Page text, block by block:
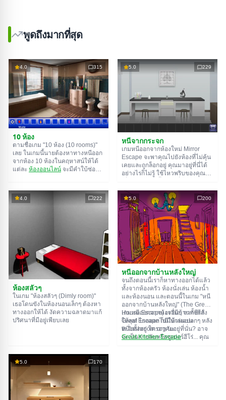
พูดถึงมากที่สุด
4.0 315
10 ห้อง
ตามชื่อเกม "10 ห้อง (10 rooms)"
เลย ในเกมนี้นายต้องหาทางหนีออก
จากห้อง 10 ห้องในคฤหาสน์ให้ได้
แต่ละ ห้องออนไลน์ จะมีคำใบ้ซ่อน
อีกห้องนึง เป็นแบบนี้ไปเรื่อยๆ จนถึง
ห้องที่สิบ ลองเคลียร์ให้ครบทุกห้องสิ!
5.0 229
หนีจากกระจก
เกมหนีออกจากห้องใหม่ Mirror
Escape จะพาคุณไปยังห้องที่ไม่คุ้น
เคยและถูกล็อกอยู่ คุณมาอยู่ที่นี่ได้
อย่างไรก็ไม่รู้ ใช้ไหวพริบของคุณ
ไว้ให้และหาทางสู่อิสรภาพ สำรวจ
ห้องอย่างละเอียด บางทีคุณอาจจะ
เจอเบาะแสบางอย่างก็ได้ ขอให้โชค
4.0 222
ห้องสลัวๆ
ในเกม "ห้องสลัวๆ (Dimly room)"
เธอโดนขังในห้องนอนเล็กๆ ต้องหา
ทางออกให้ได้ งัดความฉลาดมาแก้
ปริศนาที่มีอยู่เพียบเลย
5.0 200
หนีออกจากบ้านหลังใหญ่
จนถึงตอนนี้เราก็หาทางออกได้แล้ว
ทั้งจากห้องครัว ห้องนั่งเล่น ห้องน้ำ
และห้องนอน และตอนนี้ในเกม "หนี
ออกจากบ้านหลังใหญ่" (The Great
House Escape) เรามีบ้านทั้งหลัง
ให้ลุย! ไกลออกไปมีบ้านแปลกๆ หลัง
หนึ่งตั้งอยู่ ใครอาศัยอยู่ที่นั่น? อาจ
จะเป็นสายลับหรือซูเปอร์ฮีโร่... คุณ
เกมหนีออกจากห้องอื่นๆ จากซีรีส์
Great Escape ก็มีให้เล่นบน
th.flashroom.org นะ:
Great Kitchen Escape
5.0 170